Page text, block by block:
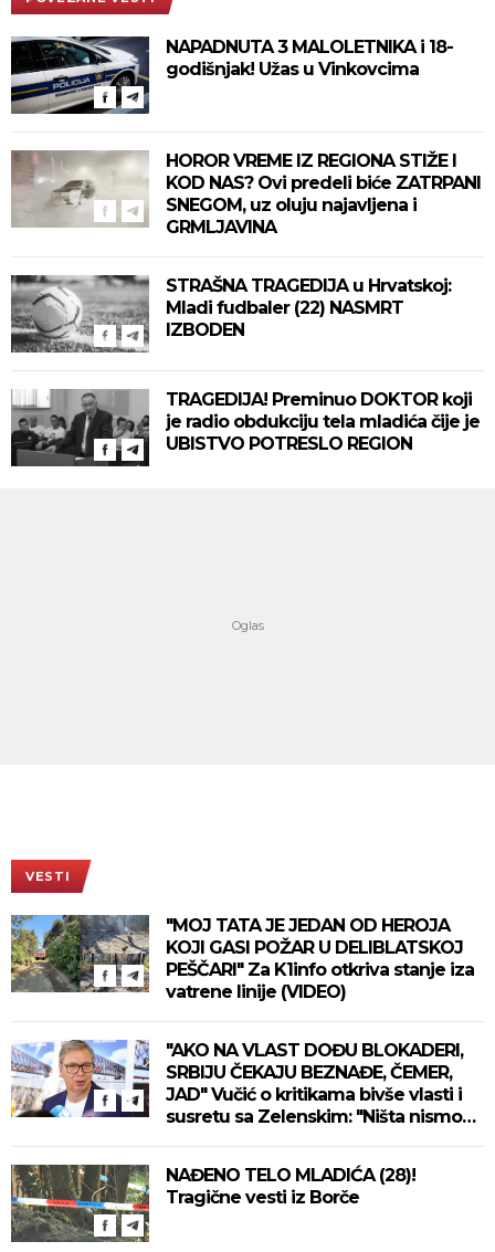
NAPADNUTA 3 MALOLETNIKA i 18-
godišnjak! Užas u Vinkovcima
HOROR VREME IZ REGIONA STIŽE I
KOD NAS? Ovi predeli biće ZATRPANI
SNEGOM, uz oluju najavljena i
GRMLJAVINA
STRAŠNA TRAGEDIJA u Hrvatskoj:
Mladi fudbaler (22) NASMRT
IZBODEN
TRAGEDIJA! Preminuo DOKTOR koji
je radio obdukciju tela mladića čije je
UBISTVO POTRESLO REGION
VESTI
"MOJ TATA JE JEDAN OD HEROJA
KOJI GASI POŽAR U DELIBLATSKOJ
PEŠČARI" Za K1info otkriva stanje iza
vatrene linije (VIDEO)
"AKO NA VLAST DOĐU BLOKADERI,
SRBIJU ČEKAJU BEZNAĐE, ČEMER,
JAD" Vučić o kritikama bivše vlasti i
susretu sa Zelenskim: "Ništa nismo
NAĐENO TELO MLADIĆA (28)!
Tragične vesti iz Borče